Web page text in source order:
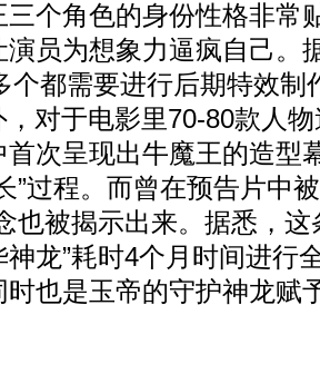
三个角色的身份性格非常
员为想象力逼疯自己。
个都需要进行后期特效制
对于电影里70-80款人
首次呈现出牛魔王的造型
”过程。而曾在预告片中
也被揭示出来。据悉，这
龙”耗时4个月时间进行
时也是玉帝的守护神龙赋